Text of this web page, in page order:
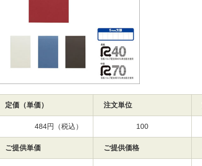
定価（単価） 注文単位
484円（税込） 100
ご提供単価 ご提供価格